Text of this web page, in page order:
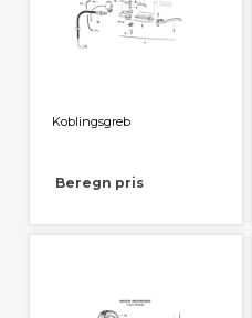
Koblingsgreb
Beregn pris